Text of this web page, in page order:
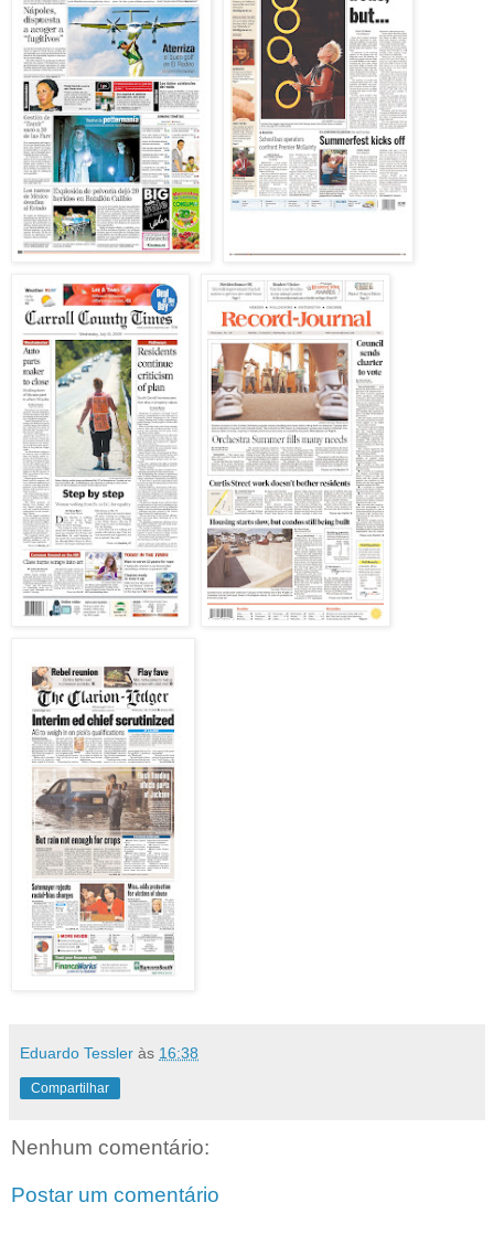
Eduardo Tessler às 16:38
Compartilhar
Nenhum comentário:
Postar um comentário